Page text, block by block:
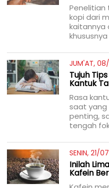
kopi dari
kaitannya
JUM'AT,
Tujuh
Kantuk
Rasa
saat
penting,
tengah
SENIN, 21/
Inilah
Kafein